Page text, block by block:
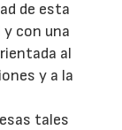
de esta
con una
al
y a la
tales